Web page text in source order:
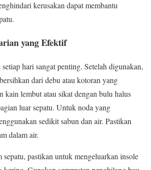
kerusakan dapat membantu
yang Efektif
setiap hari sangat penting. Setelah digunakan,
dari debu atau kotoran yang
kain lembut atau sikat dengan bulu halus
luar sepatu. Untuk noda yang
sedikit sabun dan air. Pastikan
dalam air.
pastikan untuk mengeluarkan insole